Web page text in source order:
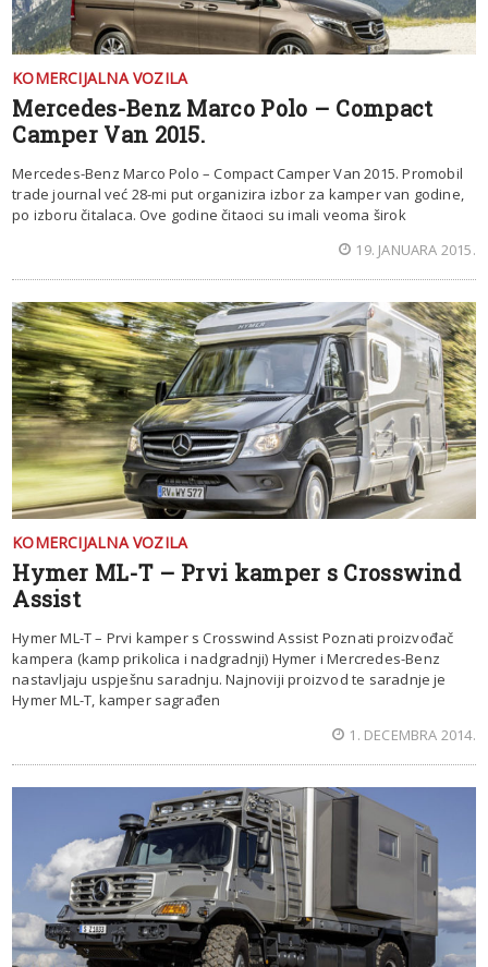
KOMERCIJALNA VOZILA
Mercedes-Benz Marco Polo – Compact
Camper Van 2015.
Mercedes-Benz Marco Polo – Compact Camper Van 2015. Promobil
trade journal već 28-mi put organizira izbor za kamper van godine,
po izboru čitalaca. Ove godine čitaoci su imali veoma širok
19. JANUARA 2015.
KOMERCIJALNA VOZILA
Hymer ML-T – Prvi kamper s Crosswind
Assist
Hymer ML-T – Prvi kamper s Crosswind Assist Poznati proizvođač
kampera (kamp prikolica i nadgradnji) Hymer i Mercredes-Benz
nastavljaju uspješnu saradnju. Najnoviji proizvod te saradnje je
Hymer ML-T, kamper sagrađen
1. DECEMBRA 2014.